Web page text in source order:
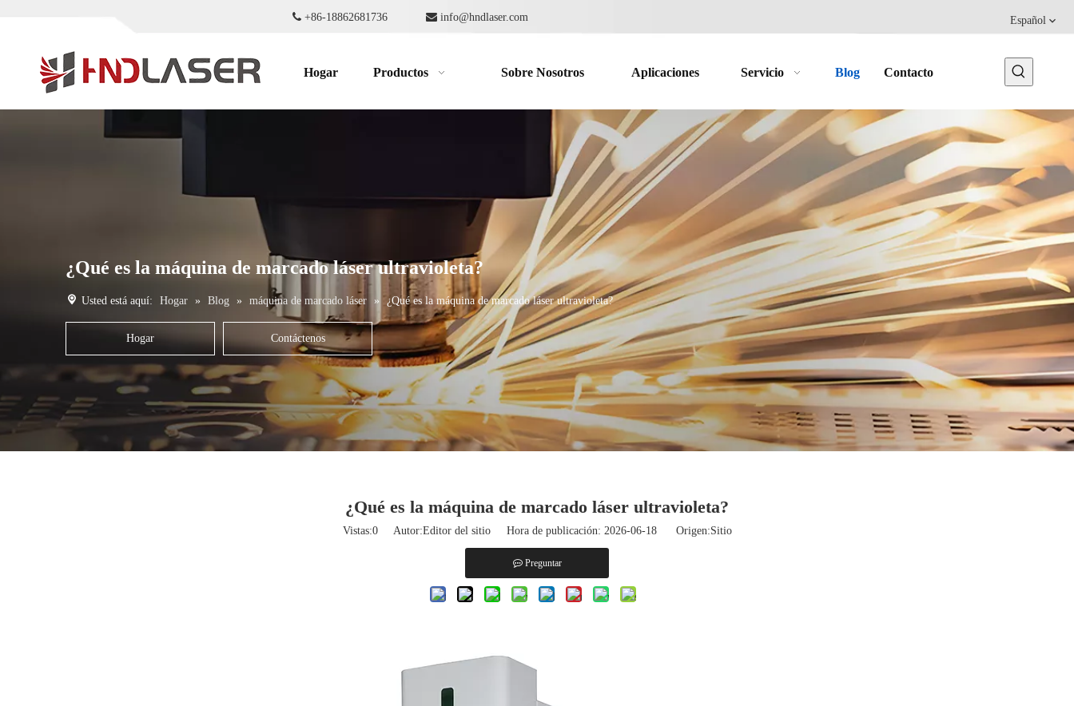
 +86-18862681736  info@hndlaser.com Español
Hogar Productos Sobre Nosotros Aplicaciones Servicio Blog Contacto
¿Qué es la máquina de marcado láser ultravioleta?
Usted está aquí: Hogar » Blog » máquina de marcado láser » ¿Qué es la máquina de marcado láser ultravioleta?
Hogar Contáctenos
¿Qué es la máquina de marcado láser ultravioleta?
Vistas:0Autor:Editor del sitio Hora de publicación: 2026-06-18 Origen:Sitio
Preguntar